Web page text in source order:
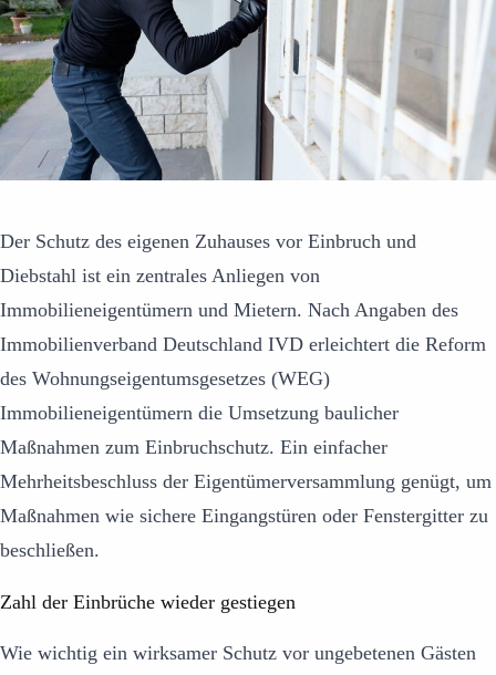
Der Schutz des eigenen Zuhauses vor Einbruch und
Diebstahl ist ein zentrales Anliegen von
Immobilieneigentümern und Mietern. Nach Angaben des
Immobilienverband Deutschland IVD erleichtert die Reform
des Wohnungseigentumsgesetzes (WEG)
Immobilieneigentümern die Umsetzung baulicher
Maßnahmen zum Einbruchschutz. Ein einfacher
Mehrheitsbeschluss der Eigentümerversammlung genügt, um
Maßnahmen wie sichere Eingangstüren oder Fenstergitter zu
beschließen.
Zahl der Einbrüche wieder gestiegen
Wie wichtig ein wirksamer Schutz vor ungebetenen Gästen